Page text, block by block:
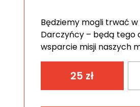
Będziemy mogli trwać w
Darczyńcy – będą tego
wsparcie misji naszych
25 zł